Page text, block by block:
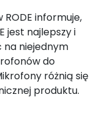
informuje,
jest najlepszy i
na niejednym
do
różnią się
produktu.